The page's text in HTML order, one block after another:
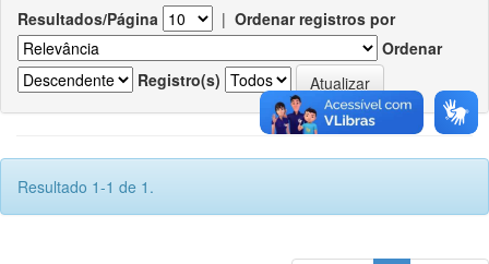
Resultados/Página | Ordenar registros por
Ordenar
Registro(s)
Resultado 1-1 de 1.